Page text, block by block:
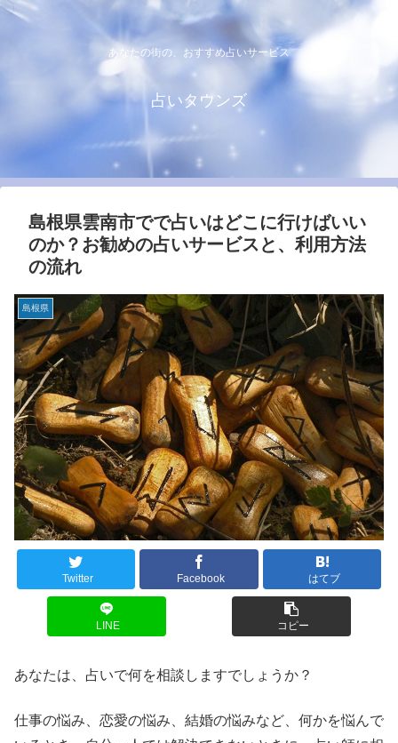
あなたの街の、おすすめ占いサービス
占いタウンズ
島根県雲南市でで占いはどこに行けばいい
のか？お勧めの占いサービスと、利用方法
の流れ
島根県
Twitter Facebook はてブ
LINE コピー
あなたは、占いで何を相談しますでしょうか？
仕事の悩み、恋愛の悩み、結婚の悩みなど、何かを悩んで